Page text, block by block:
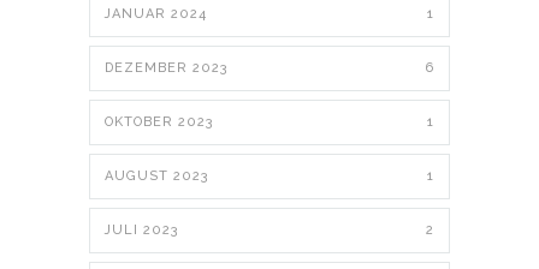
JANUAR 2024 1
DEZEMBER 2023 6
OKTOBER 2023 1
AUGUST 2023 1
JULI 2023 2